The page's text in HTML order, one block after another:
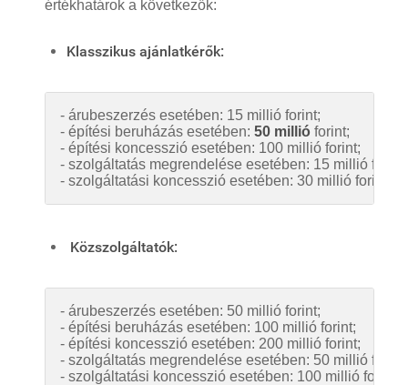
értékhatárok a következők:
Klasszikus ajánlatkérők:
- árubeszerzés esetében: 15 millió forint;
- építési beruházás esetében: 50 millió forint;
- építési koncesszió esetében: 100 millió forint;
- szolgáltatás megrendelése esetében: 15 millió forint;
- szolgáltatási koncesszió esetében: 30 millió forint.
Közszolgáltatók:
- árubeszerzés esetében: 50 millió forint;
- építési beruházás esetében: 100 millió forint;
- építési koncesszió esetében: 200 millió forint;
- szolgáltatás megrendelése esetében: 50 millió forint;
- szolgáltatási koncesszió esetében: 100 millió forint.